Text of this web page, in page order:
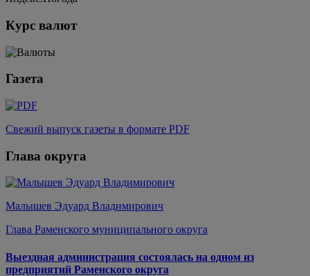
Курс валют
Газета
Свежий выпуск газеты в формате PDF
Глава округа
Малышев Эдуард Владимирович
Глава Раменского муниципального округа
Выездная администрация состоялась на одном из
предприятий Раменского округа